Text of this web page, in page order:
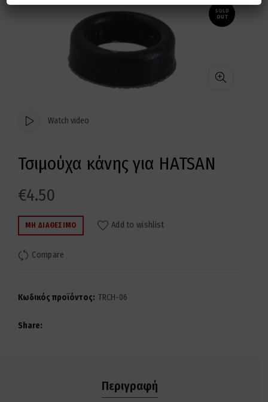
SOLD
OUT
Watch video
Τσιμούχα κάνης για HATSAN
€4.50
ΜΗ ΔΙΑΘΈΣΙΜΟ Add to wishlist
Compare
Κωδικός προϊόντος: TRCH-06
Share
Περιγραφή